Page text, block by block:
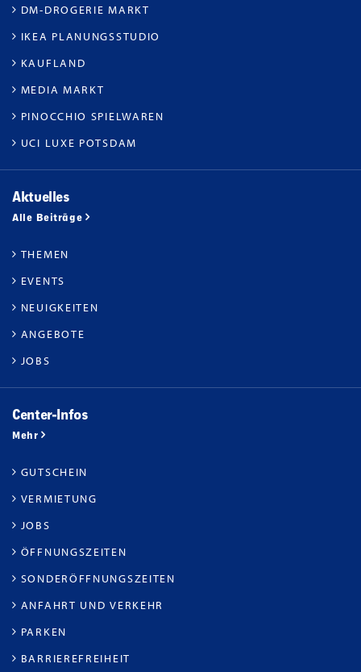
DM-DROGERIE MARKT
IKEA PLANUNGSSTUDIO
KAUFLAND
MEDIA MARKT
PINOCCHIO SPIELWAREN
UCI LUXE POTSDAM
Aktuelles
Alle Beiträge
THEMEN
EVENTS
NEUIGKEITEN
ANGEBOTE
JOBS
Center-Infos
Mehr
GUTSCHEIN
VERMIETUNG
JOBS
ÖFFNUNGSZEITEN
SONDERÖFFNUNGSZEITEN
ANFAHRT UND VERKEHR
PARKEN
BARRIEREFREIHEIT